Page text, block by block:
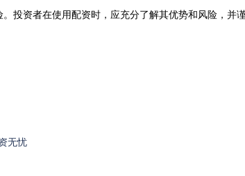
投资者在使用配资时，应充分了解其优势和风险，并
无忧